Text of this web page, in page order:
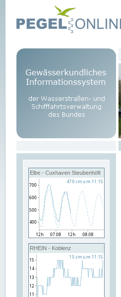
Elbe - Cuxhaven Steubenhöft
RHEIN - Koblenz